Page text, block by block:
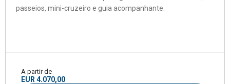
passeios, mini-cruzeiro e guia acompanhante.
A partir de
EUR 4.070,00